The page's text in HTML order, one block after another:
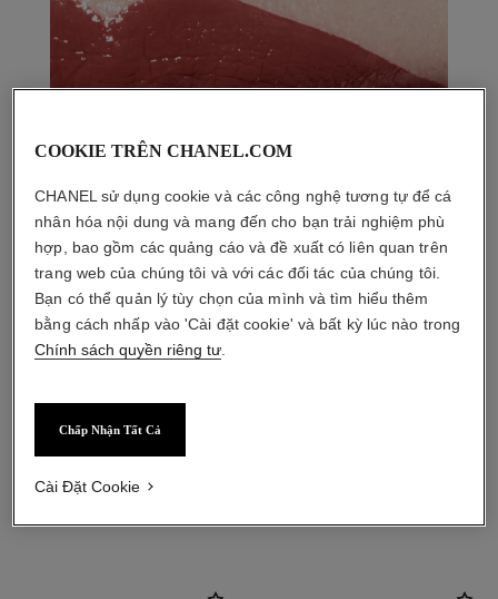
COOKIE TRÊN CHANEL.COM
CHANEL sử dụng cookie và các công nghệ tương tự để cá
nhân hóa nội dung và mang đến cho bạn trải nghiệm phù
hợp, bao gồm các quảng cáo và đề xuất có liên quan trên
trang web của chúng tôi và với các đối tác của chúng tôi.
Bạn có thể quản lý tùy chọn của mình và tìm hiểu thêm
bằng cách nhấp vào 'Cài đặt cookie' và bất kỳ lúc nào trong
Chính sách quyền riêng tư
Chấp Nhận Tất Cả
Cài Đặt Cookie